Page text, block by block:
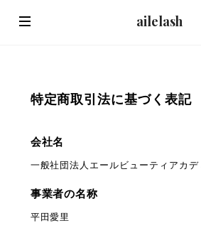
ailelash
特定商取引法に基づく表記
会社名
一般社団法人エールビューティアカデ
事業者の名称
平田愛里